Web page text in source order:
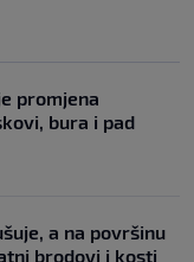
promjena
bura i pad
a na površinu
brodovi i kosti